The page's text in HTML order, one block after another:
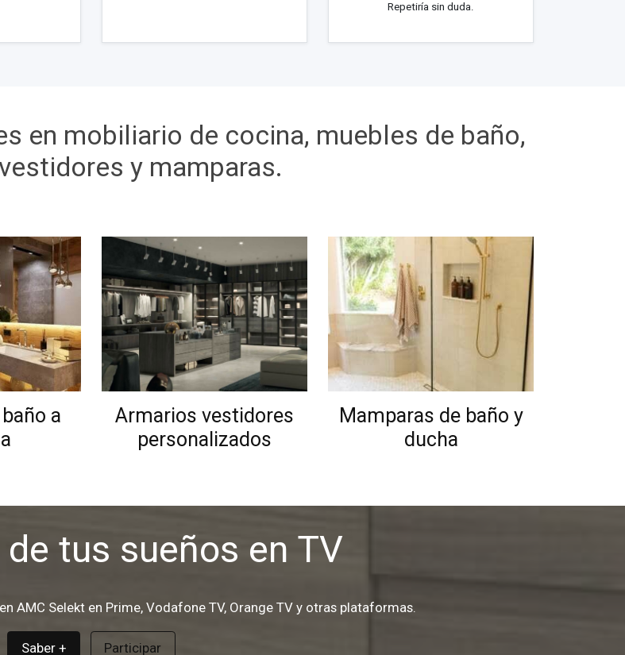
Repetiría sin duda.
en mobiliario de cocina, muebles de baño,
y mamparas.
a
Armarios vestidores
personalizados
Mamparas de baño y
ducha
tus sueños en TV
AMC Selekt en Prime, Vodafone TV, Orange TV y otras plataformas.
Saber + Participar